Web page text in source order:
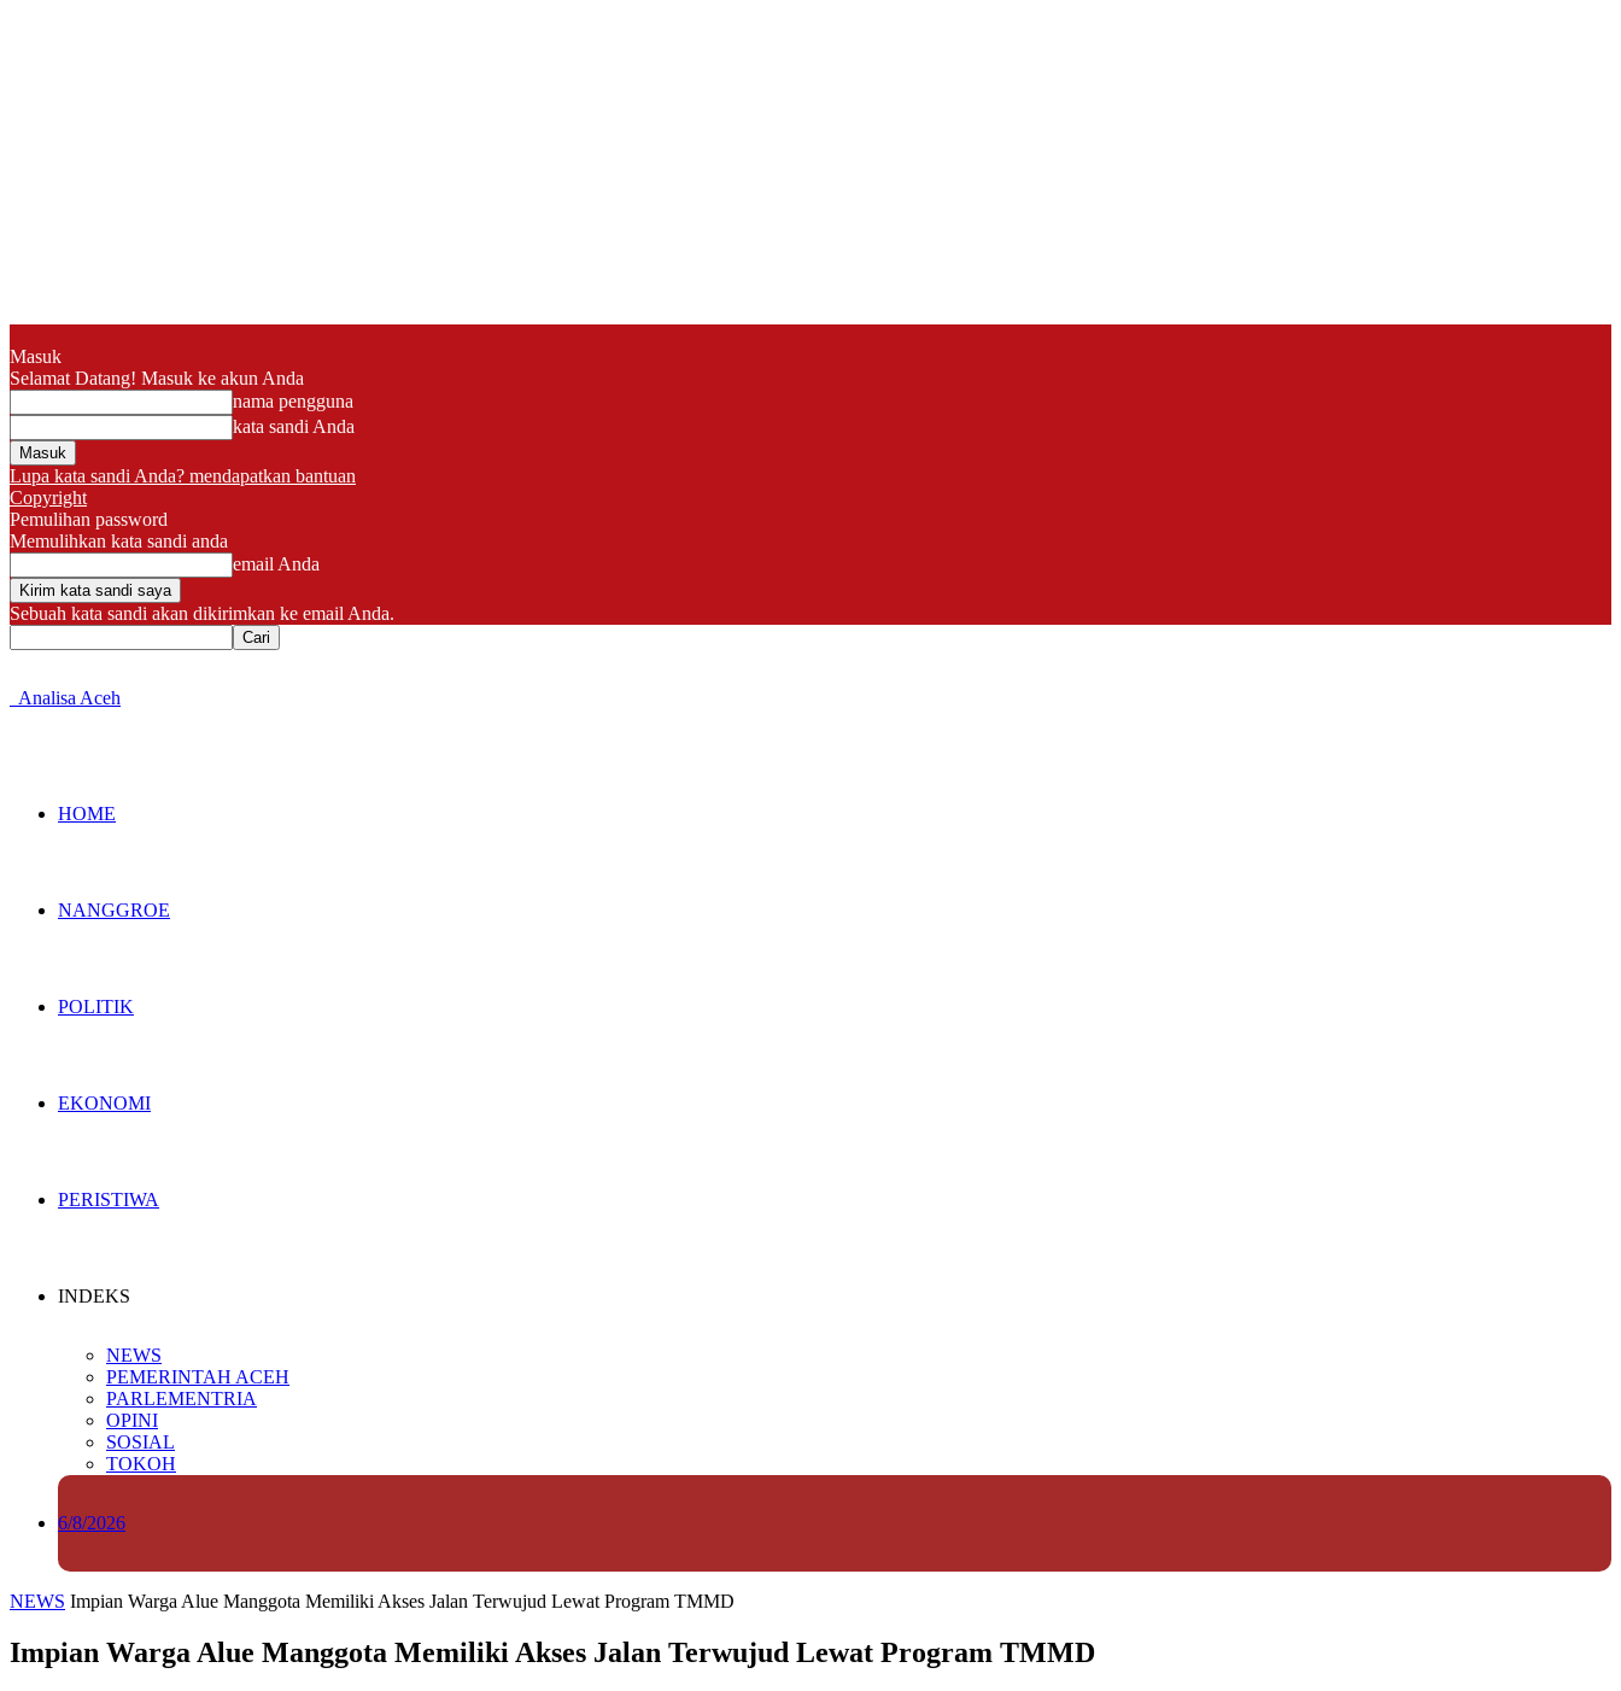
Masuk
Selamat Datang! Masuk ke akun Anda
nama pengguna
kata sandi Anda
Lupa kata sandi Anda? mendapatkan bantuan
Copyright
Pemulihan password
Memulihkan kata sandi anda
email Anda
Sebuah kata sandi akan dikirimkan ke email Anda.
Analisa Aceh
HOME
NANGGROE
POLITIK
EKONOMI
PERISTIWA
INDEKS
NEWS
PEMERINTAH ACEH
PARLEMENTRIA
OPINI
SOSIAL
TOKOH
6/8/2026
NEWS Impian Warga Alue Manggota Memiliki Akses Jalan Terwujud Lewat Program TMMD
Impian Warga Alue Manggota Memiliki Akses Jalan Terwujud Lewat Program TMMD